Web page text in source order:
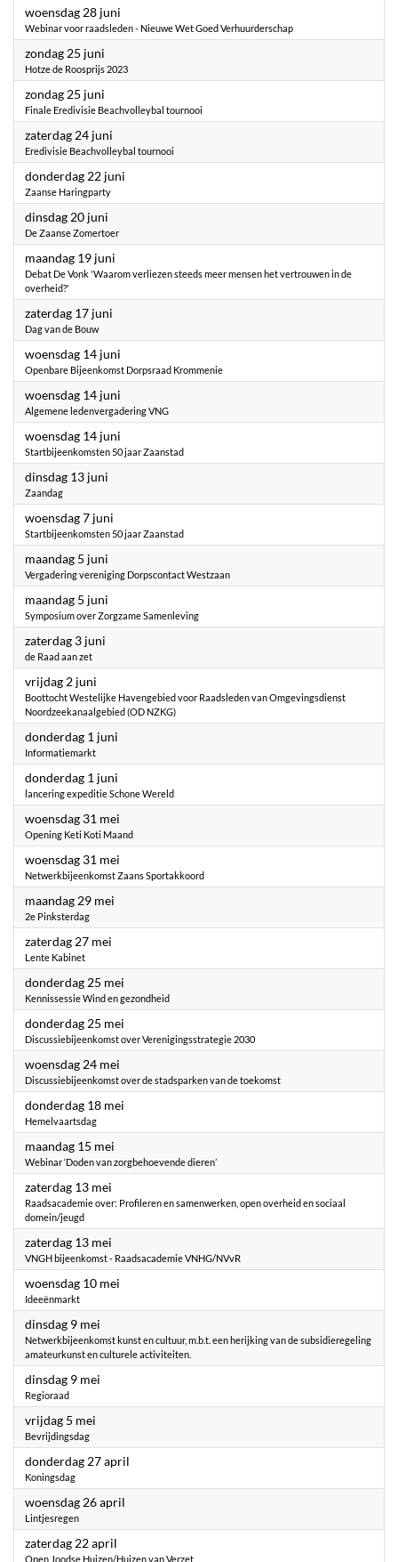
woensdag 28 juni
Webinar voor raadsleden - Nieuwe Wet Goed Verhuurderschap
zondag 25 juni
Hotze de Roosprijs 2023
zondag 25 juni
Finale Eredivisie Beachvolleybal tournooi
zaterdag 24 juni
Eredivisie Beachvolleybal tournooi
donderdag 22 juni
Zaanse Haringparty
dinsdag 20 juni
De Zaanse Zomertoer
maandag 19 juni
Debat De Vonk 'Waarom verliezen steeds meer mensen het vertrouwen in de
overheid?'
zaterdag 17 juni
Dag van de Bouw
woensdag 14 juni
Openbare Bijeenkomst Dorpsraad Krommenie
woensdag 14 juni
Algemene ledenvergadering VNG
woensdag 14 juni
Startbijeenkomsten 50 jaar Zaanstad
dinsdag 13 juni
Zaandag
woensdag 7 juni
Startbijeenkomsten 50 jaar Zaanstad
maandag 5 juni
Vergadering vereniging Dorpscontact Westzaan
maandag 5 juni
Symposium over Zorgzame Samenleving
zaterdag 3 juni
de Raad aan zet
vrijdag 2 juni
Boottocht Westelijke Havengebied voor Raadsleden van Omgevingsdienst
Noordzeekanaalgebied (OD NZKG)
donderdag 1 juni
Informatiemarkt
donderdag 1 juni
lancering expeditie Schone Wereld
woensdag 31 mei
Opening Keti Koti Maand
woensdag 31 mei
Netwerkbijeenkomst Zaans Sportakkoord
maandag 29 mei
2e Pinksterdag
zaterdag 27 mei
Lente Kabinet
donderdag 25 mei
Kennissessie Wind en gezondheid
donderdag 25 mei
Discussiebijeenkomst over Verenigingsstrategie 2030
woensdag 24 mei
Discussiebijeenkomst over de stadsparken van de toekomst
donderdag 18 mei
Hemelvaartsdag
maandag 15 mei
Webinar ‘Doden van zorgbehoevende dieren’
zaterdag 13 mei
Raadsacademie over: Profileren en samenwerken, open overheid en sociaal
domein/jeugd
zaterdag 13 mei
VNGH bijeenkomst - Raadsacademie VNHG/NVvR
woensdag 10 mei
Ideeënmarkt
dinsdag 9 mei
Netwerkbijeenkomst kunst en cultuur, m.b.t. een herijking van de subsidieregeling
amateurkunst en culturele activiteiten.
dinsdag 9 mei
Regioraad
vrijdag 5 mei
Bevrijdingsdag
donderdag 27 april
Koningsdag
woensdag 26 april
Lintjesregen
zaterdag 22 april
Open Joodse Huizen/Huizen van Verzet